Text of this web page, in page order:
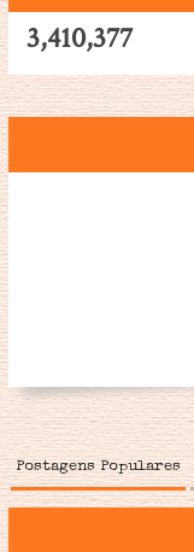
3,410,377
Postagens Populares